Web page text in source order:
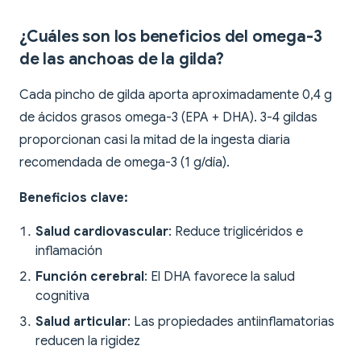
¿Cuáles son los beneficios del omega-3
de las anchoas de la gilda?
Cada pincho de gilda aporta aproximadamente 0,4 g
de ácidos grasos omega-3 (EPA + DHA). 3-4 gildas
proporcionan casi la mitad de la ingesta diaria
recomendada de omega-3 (1 g/día).
Beneficios clave:
Salud cardiovascular: Reduce triglicéridos e
inflamación
Función cerebral: El DHA favorece la salud
cognitiva
Salud articular: Las propiedades antiinflamatorias
reducen la rigidez